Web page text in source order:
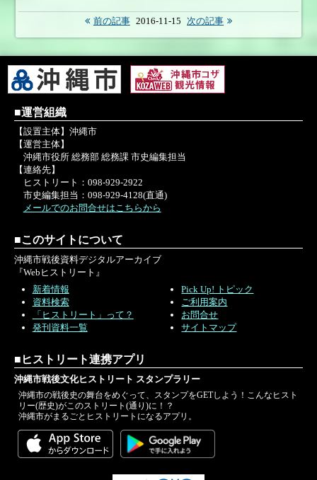
前の記事 2016-11-15 次の記事
■運営組織
【設置主体】沖縄市
【運営主体】
沖縄市役所 総務部 総務課 市史編集担当
【連絡先】
ヒストリート：098-929-2922
市史編集担当：098-929-4128(直通)
メールでのお問合せはこちらから
■このサイトについて
沖縄市戦後資料デジタルアーカイブ
『Webヒストリート』
新着情報
資料検索
「ヒストリート」って？
発刊資料一覧
Pick Up! トピック
ご利用案内
お問合せ
サイトマップ
■ヒストリート連携アプリ
沖縄市戦後文化ヒストリート スタンプラリー
沖縄市の戦後史の舞台をめぐって、スタンプをGETしよう！こんなヒスト
リー(歴史)がこのストリート(通り)に！？
沖縄市がまるごとヒストリートになるアプリ。